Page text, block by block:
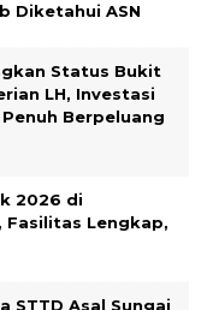
Diketahui ASN
Status Bukit
LH, Investasi
Berpeluang
2026 di
Fasilitas Lengkap,
STTD Asal Sungai